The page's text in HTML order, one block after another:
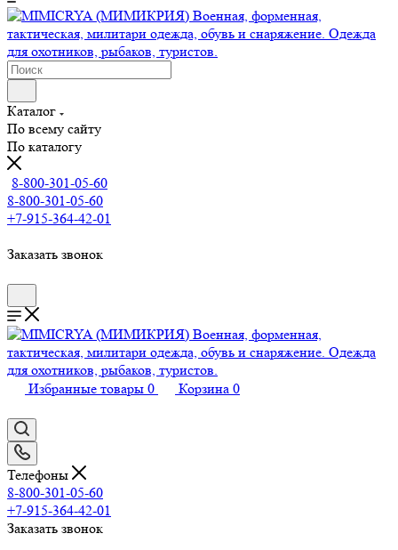
Каталог
По всему сайту
По каталогу
8-800-301-05-60
8-800-301-05-60
+7-915-364-42-01
Заказать звонок
Избранные товары 0 Корзина 0
Телефоны
8-800-301-05-60
+7-915-364-42-01
Заказать звонок